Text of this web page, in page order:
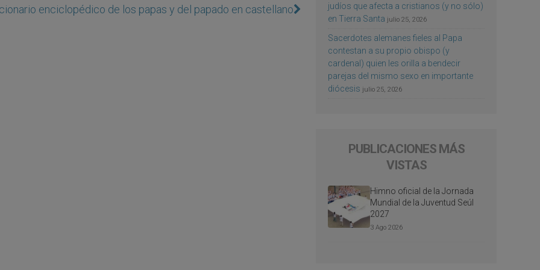
enciclopédico de los papas y del papado en castellano
judíos que afecta a cristianos (y no sólo)
en Tierra Santa julio 25, 2026
Sacerdotes alemanes fieles al Papa
contestan a su propio obispo (y
cardenal) quien les orilla a bendecir
parejas del mismo sexo en importante
diócesis julio 25, 2026
PUBLICACIONES MÁS
VISTAS
Himno oficial de la Jornada
Mundial de la Juventud Seúl
2027
3 Ago 2026